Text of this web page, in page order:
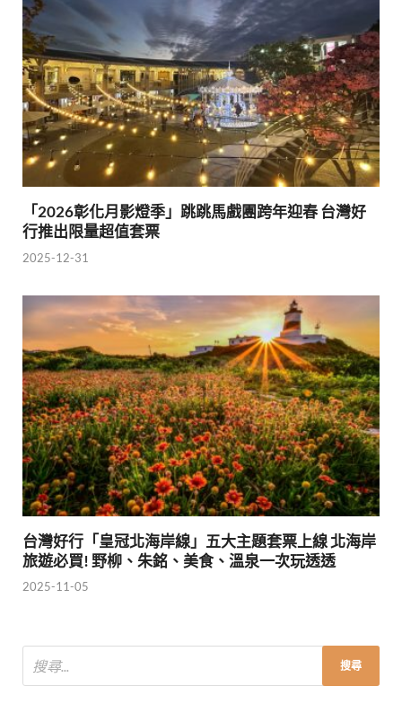
「2026彰化月影燈季」跳跳馬戲團跨年迎春 台灣好
行推出限量超值套票
2025-12-31
台灣好行「皇冠北海岸線」五大主題套票上線 北海岸
旅遊必買! 野柳、朱銘、美食、溫泉一次玩透透
2025-11-05